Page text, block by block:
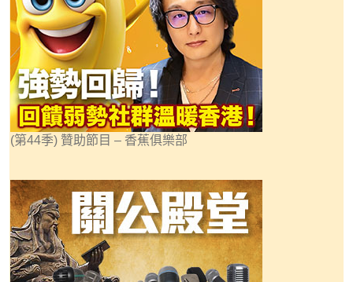
(第44季) 贊助節目 – 香蕉俱樂部